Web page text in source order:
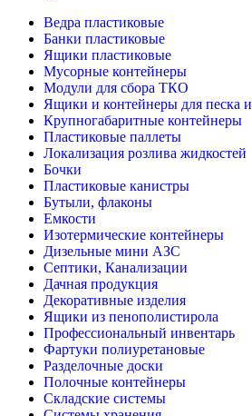
Ведра пластиковые
Банки пластиковые
Ящики пластиковые
Мусорные контейнеры
Модули для сбора ТКО
Ящики и контейнеры для песка
Крупногабаритные контейнеры
Пластиковые паллеты
Локализация розлива жидкостей
Бочки
Пластиковые канистры
Бутыли, флаконы
Емкости
Изотермические контейнеры
Дизельные мини АЗС
Септики, Канализации
Дачная продукция
Декоративные изделия
Ящики из пенополистирола
Профессиональный инвентарь
Фартуки полиуретановые
Разделочные доски
Полочные контейнеры
Складские системы